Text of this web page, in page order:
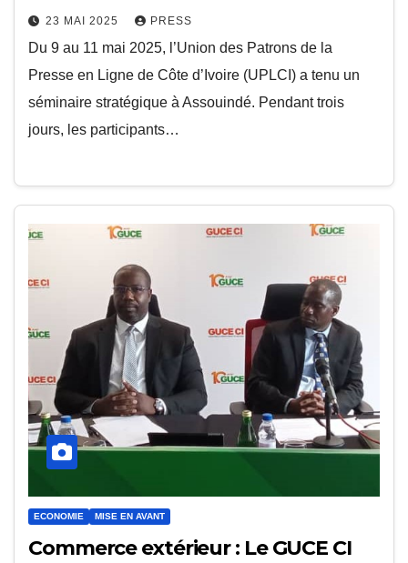
23 MAI 2025 PRESS
Du 9 au 11 mai 2025, l’Union des Patrons de la
Presse en Ligne de Côte d’Ivoire (UPLCI) a tenu un
séminaire stratégique à Assouindé. Pendant trois
jours, les participants…
ECONOMIE MISE EN AVANT
Commerce extérieur : Le GUCE CI